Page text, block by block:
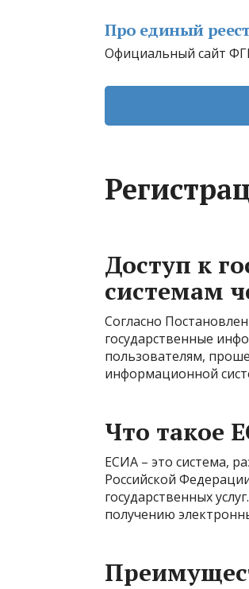
Про единый
Официальный сайт
Доступ к
системам
Согласно
государственные
пользователям,
информационной
Что такое
ЕСИА – это система,
Российской
государственных
получению